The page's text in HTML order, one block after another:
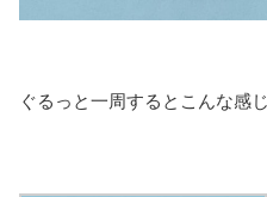
ぐるっと一周するとこんな感